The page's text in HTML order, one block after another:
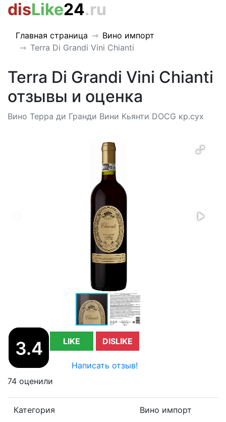
disLike24.ru
Главная страница
Вино импорт
Terra Di Grandi Vini Chianti
Terra Di Grandi Vini Chianti
отзывы и оценка
Вино Терра ди Гранди Вини Кьянти DOCG кр.сух
3.4 LIKE DISLIKE
Написать отзыв!
74 оценили
Категория Вино импорт